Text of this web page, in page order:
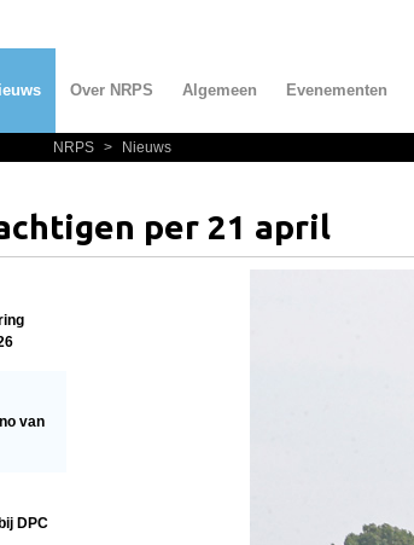
Over NRPS Algemeen Evenementen
NRPS > Nieuws
per 21 april
van
DPC